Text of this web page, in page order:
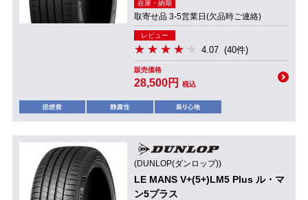
在庫・納期
取寄せ品 3-5営業日(欠品時ご連絡)
レビュー
4.07 (40件)
販売価格
28,500円 税込
(DUNLOP(ダンロップ))
LE MANS V+(5+)LM5 Plus ル・マ
ン5プラス